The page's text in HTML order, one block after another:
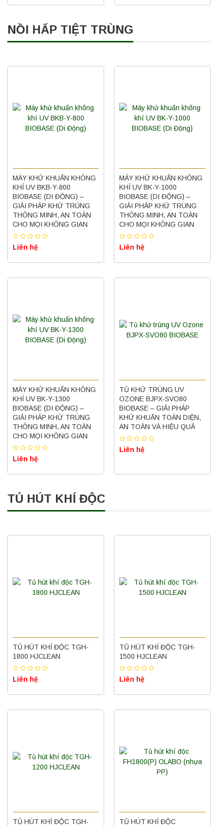
NỒI HẤP TIỆT TRÙNG
MÁY KHỬ KHUẨN KHÔNG
KHÍ UV BKB-Y-800
BIOBASE (DI ĐỘNG) –
GIẢI PHÁP KHỬ TRÙNG
THÔNG MINH, AN TOÀN
CHO MỌI KHÔNG GIAN
Liên hệ
MÁY KHỬ KHUẨN KHÔNG
KHÍ UV BK-Y-1000
BIOBASE (DI ĐỘNG) –
GIẢI PHÁP KHỬ TRÙNG
THÔNG MINH, AN TOÀN
CHO MỌI KHÔNG GIAN
Liên hệ
MÁY KHỬ KHUẨN KHÔNG
KHÍ UV BK-Y-1300
BIOBASE (DI ĐỘNG) –
GIẢI PHÁP KHỬ TRÙNG
THÔNG MINH, AN TOÀN
CHO MỌI KHÔNG GIAN
Liên hệ
TỦ KHỬ TRÙNG UV
OZONE BJPX-SVO80
BIOBASE – GIẢI PHÁP
KHỬ KHUẨN TOÀN DIỆN,
AN TOÀN VÀ HIỆU QUẢ
Liên hệ
TỦ HÚT KHÍ ĐỘC
TỦ HÚT KHÍ ĐỘC TGH-
1800 HJCLEAN
Liên hệ
TỦ HÚT KHÍ ĐỘC TGH-
1500 HJCLEAN
Liên hệ
TỦ HÚT KHÍ ĐỘC TGH-
TỦ HÚT KHÍ ĐỘC